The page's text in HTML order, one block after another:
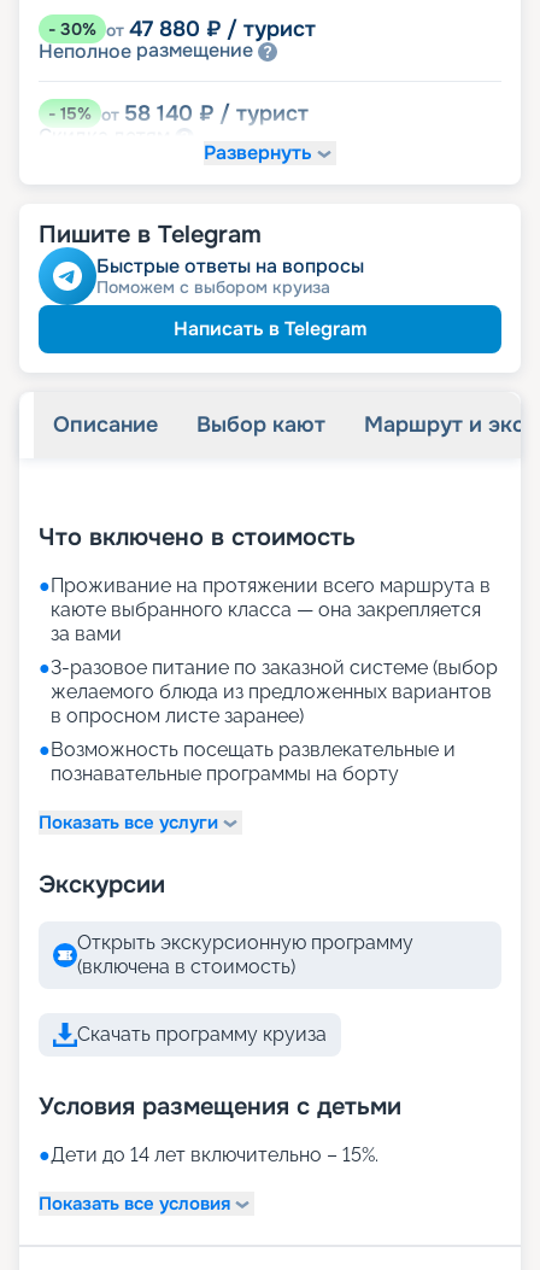
- 30% от 47 880 ₽ / турист
Неполное размещение
-15% от 58 140 ₽ / турист
Скидка
Скидка
пенсионерам
Скидка сотрудникам силовых
Скидкаветеранам
Скидка многодетнымсемьям
Развернуть
Пишите в Telegram
Быстрые ответы на вопросы
Поможем с выбором круиза
Написать в Telegram
Описание Выбор кают Маршрут и
Что включено в стоимость
●Проживание на протяжении всего маршрута в
каюте выбранного класса — она закрепляется
за вами
●3-разовое питание по заказной системе (выбор
желаемого блюда из предложенных вариантов
в опросном листе заранее)
●Возможность посещать развлекательные и
познавательные программы на борту
Показать все услуги
Экскурсии
Открыть экскурсионную программу
(включена в стоимость)
Скачать программу круиза
Условия размещения с детьми
●Дети до 14 лет включительно – 15%.
Показать все условия